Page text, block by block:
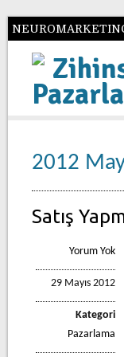
2012
Satış
Yorum Yok
29 Mayıs 2012
Kategori
Pazarlama